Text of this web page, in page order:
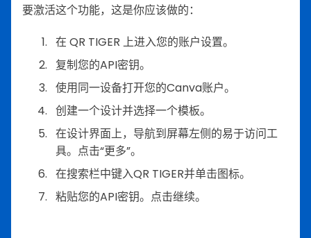
要激活这个功能，这是你应该做的：
在 QR TIGER 上进入您的账户设置。
复制您的API密钥。
使用同一设备打开您的Canva账户。
创建一个设计并选择一个模板。
在设计界面上，导航到屏幕左侧的易于访问工
具。点击“更多”。
在搜索栏中键入QR TIGER并单击图标。
粘贴您的API密钥。点击继续。